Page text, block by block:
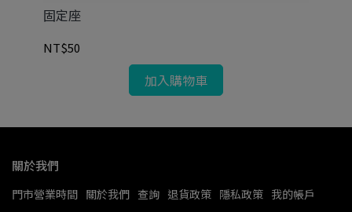
固定座
NT$50
加入購物車
關於我們
門市營業時間 關於我們 查詢 退貨政策 隱私政策 我的帳戶